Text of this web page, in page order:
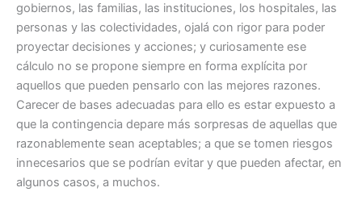
gobiernos, las familias, las instituciones, los hospitales, las
personas y las colectividades, ojalá con rigor para poder
proyectar decisiones y acciones; y curiosamente ese
cálculo no se propone siempre en forma explícita por
aquellos que pueden pensarlo con las mejores razones.
Carecer de bases adecuadas para ello es estar expuesto a
que la contingencia depare más sorpresas de aquellas que
razonablemente sean aceptables; a que se tomen riesgos
innecesarios que se podrían evitar y que pueden afectar, en
algunos casos, a muchos.